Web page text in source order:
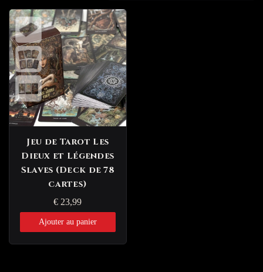
Jeu de Tarot Les
Dieux et Légendes
Slaves (Deck de 78
cartes)
€ 23,99
Ajouter au panier